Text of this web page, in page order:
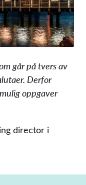
går på tvers av
Derfor
oppgaver
director i